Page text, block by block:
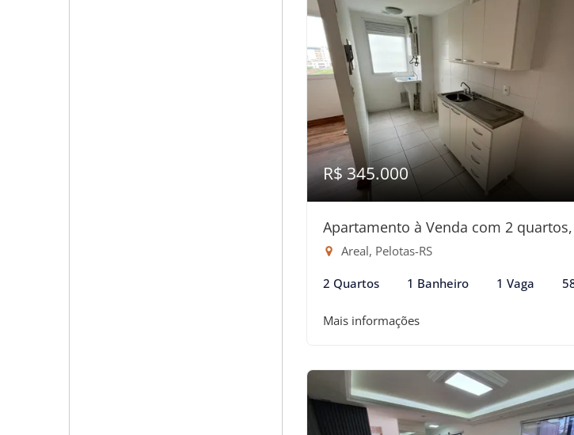
R$ 345.000
Apartamento à Venda com 2 quartos,
Areal, Pelotas-RS
2 Quartos 1 Banheiro 1 Vaga
Mais informações